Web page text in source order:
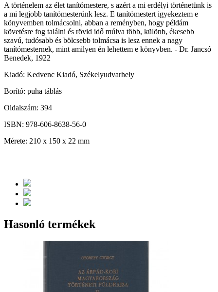
A történelem az élet tanítómestere, s azért a mi erdélyi történetünk is
a mi legjobb tanítómesterünk lesz. E tanítómestert igyekeztem e
könyvemben tolmácsolni, abban a reményben, hogy példám
követésre fog találni és rövid idő múlva több, különb, ékesebb
szavú, tudósabb és bölcsebb tolmácsa is lesz ennek a nagy
tanítómesternek, mint amilyen én lehettem e könyvben. - Dr. Jancsó
Benedek, 1922
Kiadó: Kedvenc Kiadó, Székelyudvarhely
Borító: puha táblás
Oldalszám: 394
ISBN: 978-606-8638-56-0
Mérete: 210 x 150 x 22 mm
Hasonló termékek